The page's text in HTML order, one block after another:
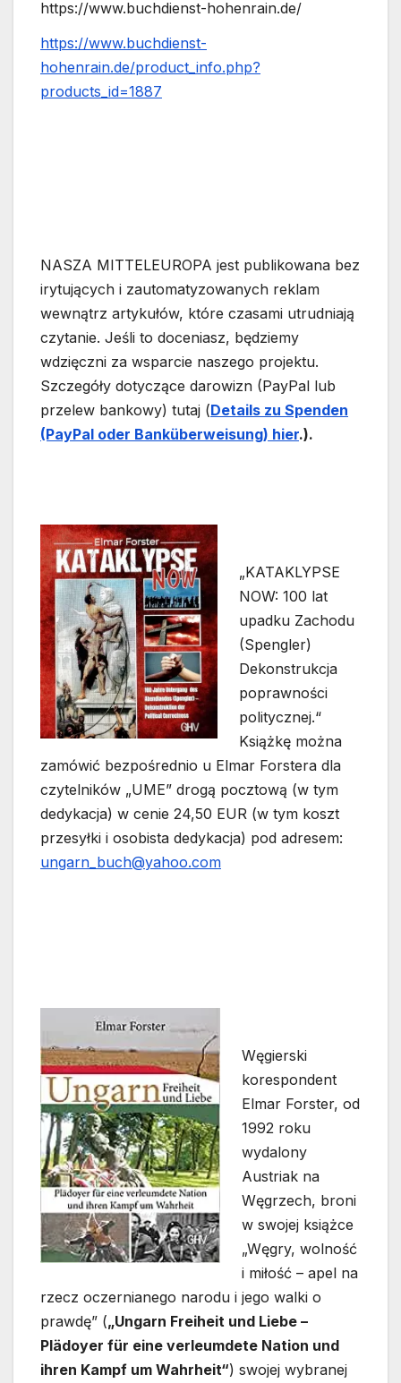
https://www.buchdienst-hohenrain.de/
https://www.buchdienst-
hohenrain.de/product_info.php?
products_id=1887
NASZA MITTELEUROPA jest publikowana bez
irytujących i zautomatyzowanych reklam
wewnątrz artykułów, które czasami utrudniają
czytanie. Jeśli to doceniasz, będziemy
wdzięczni za wsparcie naszego projektu.
Szczegóły dotyczące darowizn (PayPal lub
przelew bankowy) tutaj (Details zu Spenden
(PayPal oder Banküberweisung) hier.).
„KATAKLYPSE
NOW: 100 lat
upadku Zachodu
(Spengler)
Dekonstrukcja
poprawności
politycznej.“
Książkę można
zamówić bezpośrednio u Elmar Forstera dla
czytelników „UME” drogą pocztową (w tym
dedykacja) w cenie 24,50 EUR (w tym koszt
przesyłki i osobista dedykacja) pod adresem:
ungarn_buch@yahoo.com
Węgierski
korespondent
Elmar Forster, od
1992 roku
wydalony
Austriak na
Węgrzech, broni
w swojej książce
„Węgry, wolność
i miłość – apel na
rzecz oczernianego narodu i jego walki o
prawdę” („Ungarn Freiheit und Liebe –
Plädoyer für eine verleumdete Nation und
ihren Kampf um Wahrheit“) swojej wybranej